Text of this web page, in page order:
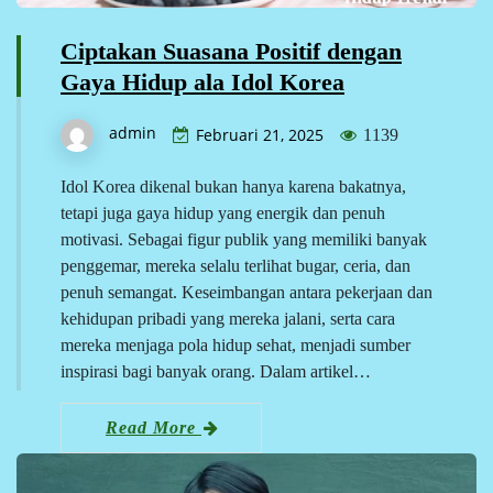
Ciptakan Suasana Positif dengan
Gaya Hidup ala Idol Korea
admin Februari 21, 2025 1139
Idol Korea dikenal bukan hanya karena bakatnya,
tetapi juga gaya hidup yang energik dan penuh
motivasi. Sebagai figur publik yang memiliki banyak
penggemar, mereka selalu terlihat bugar, ceria, dan
penuh semangat. Keseimbangan antara pekerjaan dan
kehidupan pribadi yang mereka jalani, serta cara
mereka menjaga pola hidup sehat, menjadi sumber
inspirasi bagi banyak orang. Dalam artikel…
Read More